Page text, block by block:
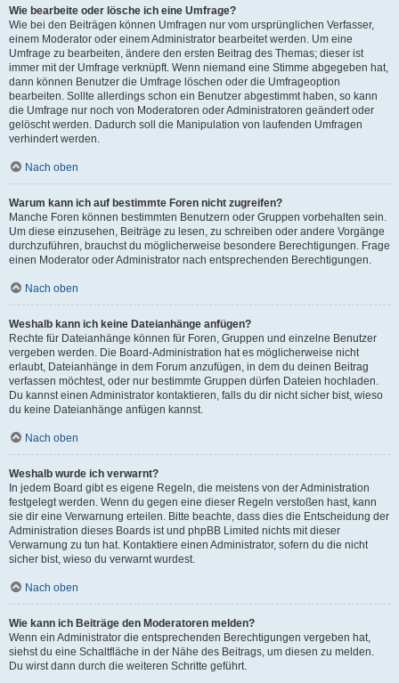
Wie bearbeite oder lösche ich eine Umfrage?
Wie bei den Beiträgen können Umfragen nur vom ursprünglichen Verfasser,
einem Moderator oder einem Administrator bearbeitet werden. Um eine
Umfrage zu bearbeiten, ändere den ersten Beitrag des Themas; dieser ist
immer mit der Umfrage verknüpft. Wenn niemand eine Stimme abgegeben hat,
dann können Benutzer die Umfrage löschen oder die Umfrageoption
bearbeiten. Sollte allerdings schon ein Benutzer abgestimmt haben, so kann
die Umfrage nur noch von Moderatoren oder Administratoren geändert oder
gelöscht werden. Dadurch soll die Manipulation von laufenden Umfragen
verhindert werden.
Nach oben
Warum kann ich auf bestimmte Foren nicht zugreifen?
Manche Foren können bestimmten Benutzern oder Gruppen vorbehalten sein.
Um diese einzusehen, Beiträge zu lesen, zu schreiben oder andere Vorgänge
durchzuführen, brauchst du möglicherweise besondere Berechtigungen. Frage
einen Moderator oder Administrator nach entsprechenden Berechtigungen.
Nach oben
Weshalb kann ich keine Dateianhänge anfügen?
Rechte für Dateianhänge können für Foren, Gruppen und einzelne Benutzer
vergeben werden. Die Board-Administration hat es möglicherweise nicht
erlaubt, Dateianhänge in dem Forum anzufügen, in dem du deinen Beitrag
verfassen möchtest, oder nur bestimmte Gruppen dürfen Dateien hochladen.
Du kannst einen Administrator kontaktieren, falls du dir nicht sicher bist, wieso
du keine Dateianhänge anfügen kannst.
Nach oben
Weshalb wurde ich verwarnt?
In jedem Board gibt es eigene Regeln, die meistens von der Administration
festgelegt werden. Wenn du gegen eine dieser Regeln verstoßen hast, kann
sie dir eine Verwarnung erteilen. Bitte beachte, dass dies die Entscheidung der
Administration dieses Boards ist und phpBB Limited nichts mit dieser
Verwarnung zu tun hat. Kontaktiere einen Administrator, sofern du die nicht
sicher bist, wieso du verwarnt wurdest.
Nach oben
Wie kann ich Beiträge den Moderatoren melden?
Wenn ein Administrator die entsprechenden Berechtigungen vergeben hat,
siehst du eine Schaltfläche in der Nähe des Beitrags, um diesen zu melden.
Du wirst dann durch die weiteren Schritte geführt.